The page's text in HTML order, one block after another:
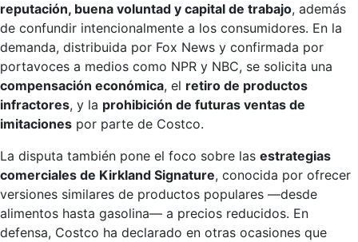
reputación, buena voluntad y capital de trabajo, además
de confundir intencionalmente a los consumidores. En la
demanda, distribuida por Fox News y confirmada por
portavoces a medios como NPR y NBC, se solicita una
compensación económica, el retiro de productos
infractores, y la prohibición de futuras ventas de
imitaciones por parte de Costco.
La disputa también pone el foco sobre las estrategias
comerciales de Kirkland Signature, conocida por ofrecer
versiones similares de productos populares —desde
alimentos hasta gasolina— a precios reducidos. En
defensa, Costco ha declarado en otras ocasiones que